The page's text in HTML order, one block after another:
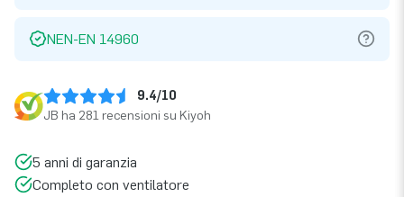
NEN-EN 14960
9.4/10
JB ha 281 recensioni su Kiyoh
5 anni di garanzia
Completo con ventilatore